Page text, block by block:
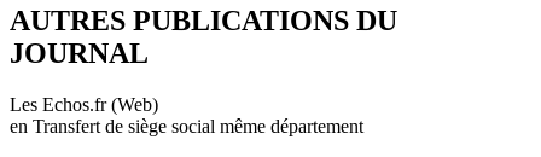
AUTRES PUBLICATIONS DU
JOURNAL
Les Echos.fr (Web)
en Transfert de siège social même département